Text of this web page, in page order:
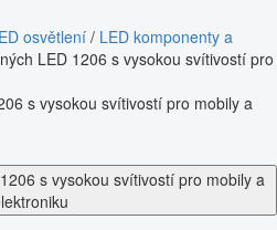
osvětlení/ LED komponenty a
LED 1206 s vysokou svítivostí pro